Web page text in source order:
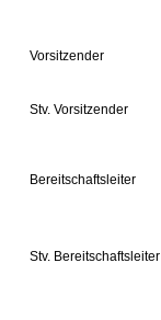
Vorsitzender
Stv. Vorsitzender
Bereitschaftsleiter
Stv. Bereitschaftsleiter